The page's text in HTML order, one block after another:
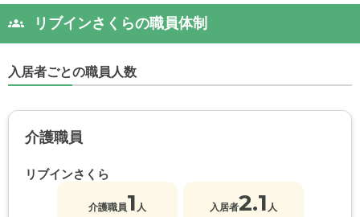
リブインさくらの職員体制
入居者ごとの職員人数
介護職員
リブインさくら
介護職員1 人 入居者2.1 人